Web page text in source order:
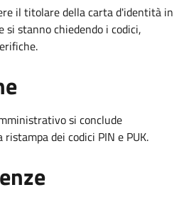
il titolare della carta d'identità in
si stanno chiedendo i codici,
si conclude
dei codici PIN e PUK.